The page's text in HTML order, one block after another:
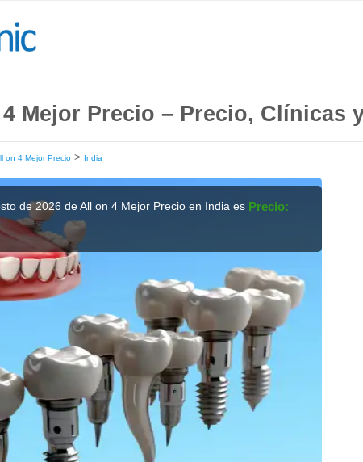
Mejor Precio – Precio, Clínicas
on 4 Mejor Precio > India
de 2026 de All on 4 Mejor Precio en India es Precio: